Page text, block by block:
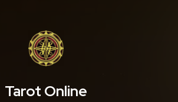
Tarot Online